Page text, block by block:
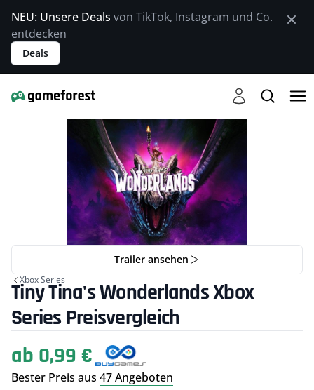
NEU: Unsere Deals von TikTok, Instagram und Co.
entdecken
Deals
Trailer ansehen
Xbox Series
Tiny Tina's Wonderlands Xbox
Series Preisvergleich
ab 0,99 €
Bester Preis aus 47 Angeboten